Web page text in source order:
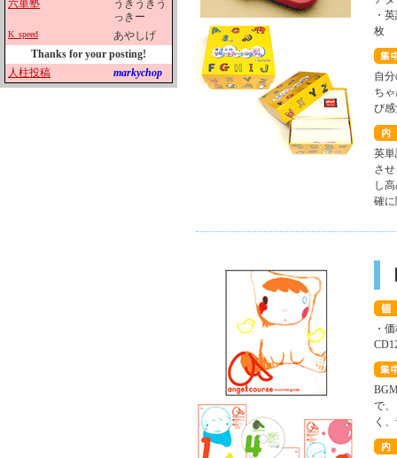
六単塾
うきうきう
っきー
K_speed
あやしげ
Thanks for your posting!
人柱投稿
markychop
・
枚
自
ち
び
英
さ
し
確
・
で
く